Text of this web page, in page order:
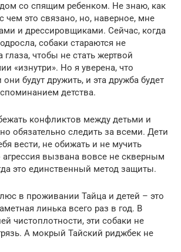
со спящим ребенком. Не знаю, как
чем это связано, но, наверное, мне
и дрессировщиками. Сейчас, когда
собаки стараются не
глаза, чтобы не стать жертвой
«изнутри». Но я уверена, что
будут дружить, и эта дружба будет
детства.
конфликтов между детьми и
обязательно следить за всеми. Дети
вести, не обижать и не мучить
вызвана вовсе не скверным
это единственный метод защиты.
в проживании Тайца и детей – это
линька всего раз в год. В
чистоплотности, эти собаки не
А мокрый Тайский риджбек не